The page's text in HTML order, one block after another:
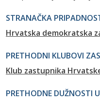
STRANAČKA
Hrvatska demokratska
PRETHODNI KLUBOVI
Klub zastupnika
PRETHODNE DUŽNOSTI